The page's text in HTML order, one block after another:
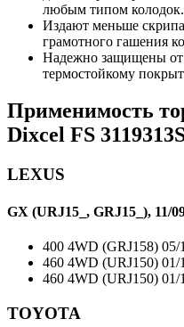
любым типом колодок.
Издают меньше
грамотного гашения
Надежно защищены от
термостойкому
Применимость т
Dixcel FS
LEXUS
GX (URJ15_, GRJ15_), 11/
400 4WD (GRJ158) 05/
460 4WD (URJ150) 01/
460 4WD (URJ150) 01/
TOYOTA